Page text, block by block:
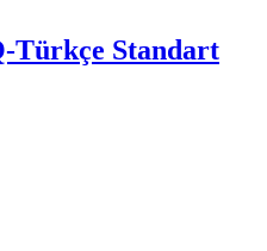
Türkçe Standart